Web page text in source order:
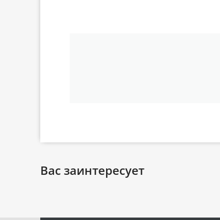
Вас заинтересует